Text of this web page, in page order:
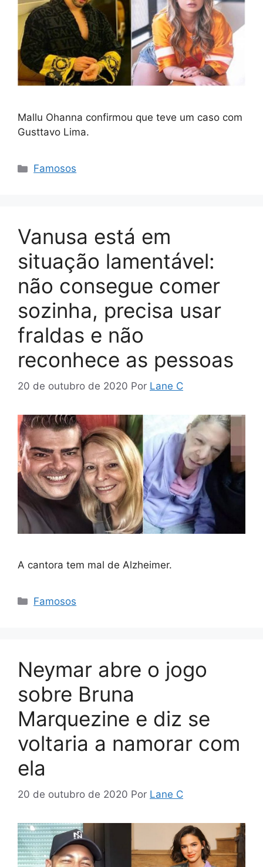
Mallu Ohanna confirmou que teve um caso com
Gusttavo Lima.
Categorias
Famosos
Vanusa está em
situação lamentável:
não consegue comer
sozinha, precisa usar
fraldas e não
reconhece as pessoas
20 de outubro de 2020 Por Lane C
A cantora tem mal de Alzheimer.
Categorias
Famosos
Neymar abre o jogo
sobre Bruna
Marquezine e diz se
voltaria a namorar com
ela
20 de outubro de 2020 Por Lane C